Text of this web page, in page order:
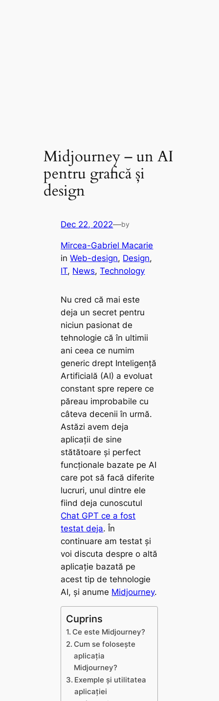
Midjourney – un AI
pentru grafică și
design
Dec 22, 2022—by
Mircea-Gabriel Macarie
inWeb-design, Design
IT, News, Technology
Nu cred că mai este
deja un secret pentru
niciun pasionat de
tehnologie că în ultimii
ani ceea ce numim
generic drept Inteligență
Artificială (AI) a evoluat
constant spre repere ce
păreau improbabile cu
câteva decenii în urmă.
Astăzi avem deja
aplicații de sine
stătătoare și perfect
funcționale bazate pe AI
care pot să facă diferite
lucruri, unul dintre ele
fiind deja cunoscutul
Chat GPT ce a fost
testat deja. În
continuare am testat și
voi discuta despre o altă
aplicație bazată pe
acest tip de tehnologie
AI, și anume Midjourney.
Cuprins
Ce este Midjourney?
Cum se folosește
aplicația
Midjourney?
Exemple și utilitatea
aplicației